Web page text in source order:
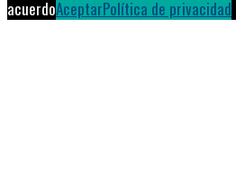
acuerdoAceptarPolítica de privacidad